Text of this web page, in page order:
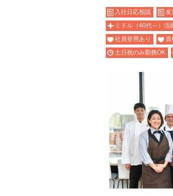
入社日応相談 友
ミドル（40代～）活
社員登用あり
資
土日祝のみ勤務OK